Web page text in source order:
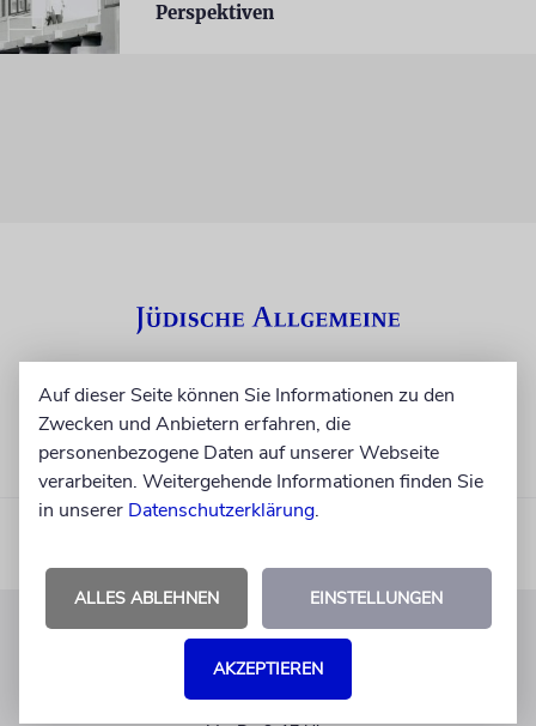
Perspektiven
KUNDENSERVICE
Auf dieser Seite können Sie Informationen zu den
Zwecken und Anbietern erfahren, die
personenbezogene Daten auf unserer Webseite
verarbeiten. Weitergehende Informationen finden Sie
in unserer Datenschutzerklärung.
ALLES ABLEHNEN EINSTELLUNGEN
AKZEPTIEREN